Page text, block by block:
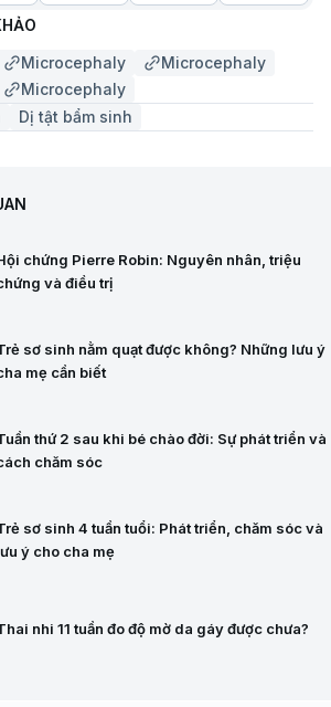
Microcephaly
Microcephaly
Microcephaly
Dị tật bẩm sinh
chứng Pierre Robin: Nguyên nhân, triệu
và điều trị
sơ sinh nằm quạt được không? Những lưu ý
mẹ cần biết
thứ 2 sau khi bé chào đời: Sự phát triển và
chăm sóc
sơ sinh 4 tuần tuổi: Phát triển, chăm sóc và
ý cho cha mẹ
nhi 11 tuần đo độ mờ da gáy được chưa?